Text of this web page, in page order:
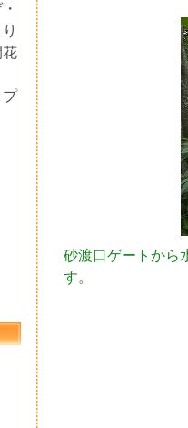
花
砂渡口ゲートから
す。